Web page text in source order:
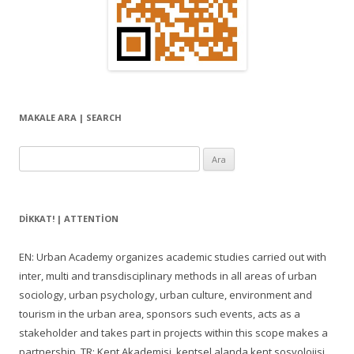
MAKALE ARA | SEARCH
DIKKAT! | ATTENTION
EN: Urban Academy organizes academic studies carried out with
inter, multi and transdisciplinary methods in all areas of urban
sociology, urban psychology, urban culture, environment and
tourism in the urban area, sponsors such events, acts as a
stakeholder and takes part in projects within this scope makes a